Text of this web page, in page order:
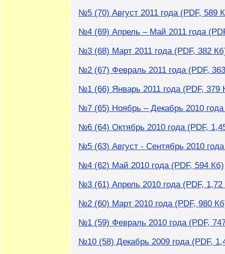
№5 (70) Август 2011 года (PDF, 589
№4 (69) Апрель – Май 2011 года
№3 (68) Март 2011 года (PDF, 382
№2 (67) Февраль 2011 года (PDF,
№1 (66) Январь 2011 года (PDF, 379
№7 (65) Ноябрь – Декабрь 2010
№6 (64) Октябрь 2010 года (PDF,
№5 (63) Август - Сентябрь 2010
№4 (62) Май 2010 года (PDF, 594 Кб)
№3 (61) Апрель 2010 года (PDF,
№2 (60) Март 2010 года (PDF, 980
№1 (59) Февраль 2010 года (PDF,
№10 (58) Декабрь 2009 года (PDF,